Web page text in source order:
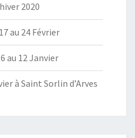
2020
au 24 Février
au 12 Janvier
à Saint Sorlin d’Arves